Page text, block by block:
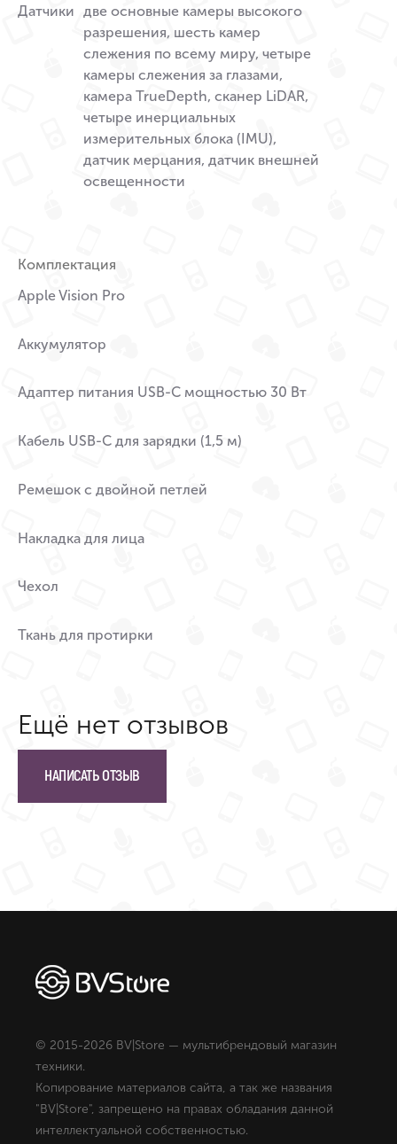
Датчики две основные камеры высокого
разрешения, шесть камер
слежения по всему миру, четыре
камеры слежения за глазами,
камера TrueDepth, сканер LiDAR,
четыре инерциальных
измерительных блока (IMU),
датчик мерцания, датчик внешней
освещенности
Комплектация
Apple Vision Pro
Аккумулятор
Адаптер питания USB-C мощностью 30 Вт
Кабель USB-C для зарядки (1,5 м)
Ремешок с двойной петлей
Накладка для лица
Чехол
Ткань для протирки
Ещё нет отзывов
НАПИСАТЬ ОТЗЫВ
© 2015-2026 BV|Store — мультибрендовый магазин
техники.
Копирование материалов сайта, а так же названия
"BV|Store", запрещено на правах обладания данной
интеллектуальной собственностью.